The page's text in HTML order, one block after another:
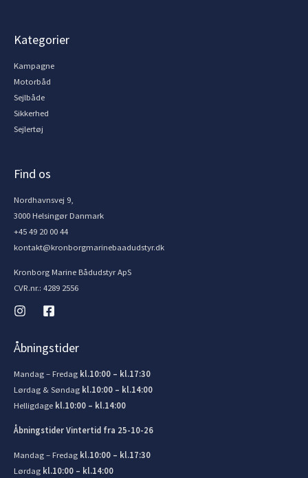
Kategorier
Kampagne
Motorbåd
Sejlbåde
Sikkerhed
Sejlertøj
Find os
Nordhavnsvej 9,
3000 Helsingør Danmark
+45 49 20 00 44
kontakt@kronborgmarinebaadudstyr.dk
Kronborg Marine Bådudstyr ApS
CVR.nr.: 4289 2556
Åbningstider
Mandag – Fredag kl.10:00 – kl.17:30
Lørdag & Søndag kl.10:00 – kl.14:00
Helligdage kl.10:00 – kl.14:00
Åbningstider Vintertid fra 25-10-26
Mandag – Fredag kl.10:00 – kl.17:30
Lørdag kl.10:00 – kl.14:00